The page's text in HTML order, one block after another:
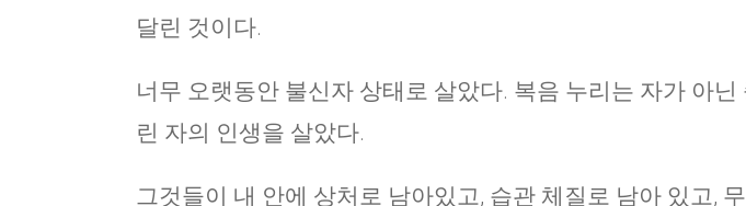
달린 것이다.
너무 오랫동안 불신자 상태로 살았다. 복음 누리는 자가 아닌
린 자의 인생을 살았다.
그것들이 내 안에 상처로 남아있고, 습관 체질로 남아 있고,